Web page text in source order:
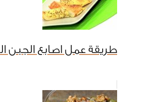
طريقة عمل اصابع الجبن